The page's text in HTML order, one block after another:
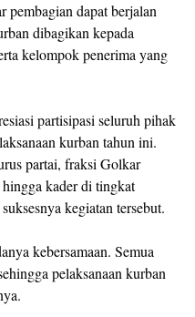
pembagian dapat berjalan
dibagikan kepada
kelompok penerima yang
partisipasi seluruh pihak
kurban tahun ini.
partai, fraksi Golkar
kader di tingkat
kegiatan tersebut.
kebersamaan. Semua
pelaksanaan kurban